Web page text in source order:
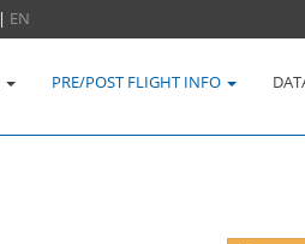
| EN
PRE/POST FLIGHT INFO